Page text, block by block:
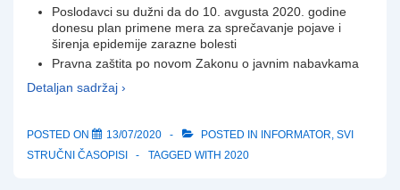
Poslodavci su dužni da do 10. avgusta 2020. godine
donesu plan primene mera za sprečavanje pojave i
širenja epidemije zarazne bolesti
Pravna zaštita po novom Zakonu o javnim nabavkama
Detaljan sadržaj ›
POSTED ON 13/07/2020 POSTED IN INFORMATOR SVI
STRUČNI ČASOPISI
TAGGED WITH 2020